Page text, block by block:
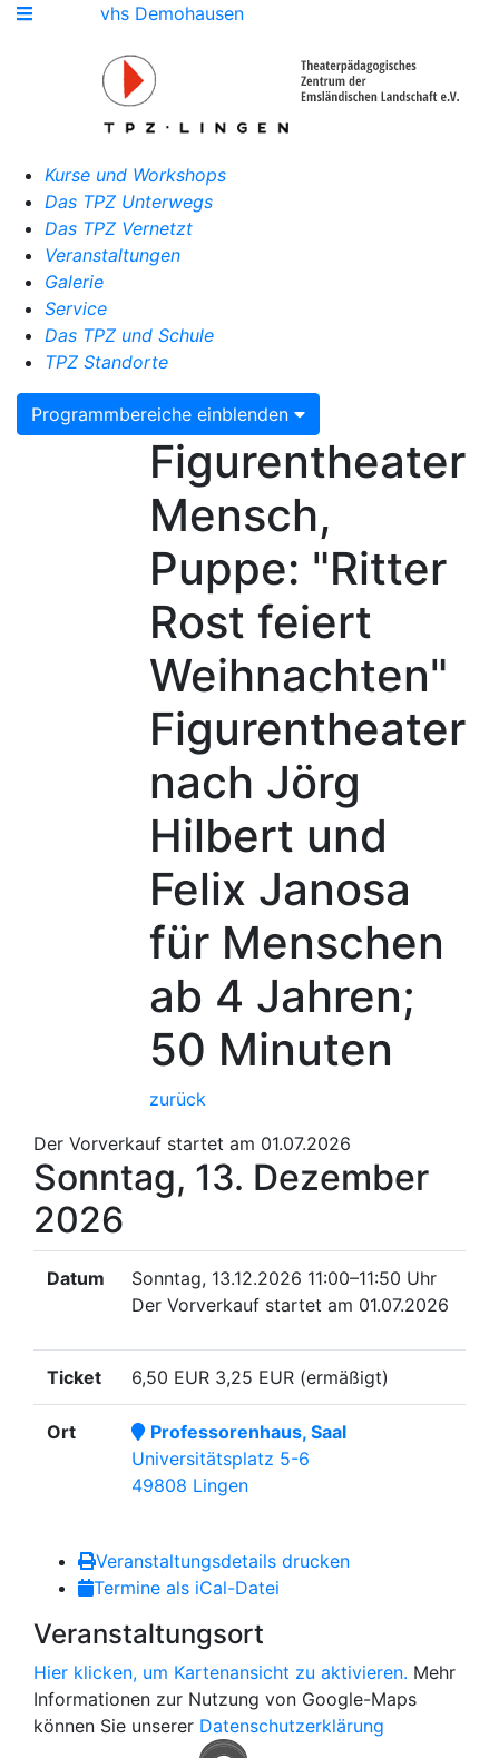
vhs Demohausen
Kurse und Workshops
Das TPZ Unterwegs
Das TPZ Vernetzt
Veranstaltungen
Galerie
Service
Das TPZ und Schule
TPZ Standorte
Programmbereiche einblenden
Figurentheater
Mensch,
Puppe: "Ritter
Rost feiert
Weihnachten"
Figurentheater
nach Jörg
Hilbert und
Felix Janosa
für Menschen
ab 4 Jahren;
50 Minuten
zurück
Der Vorverkauf startet am 01.07.2026
Sonntag, 13. Dezember
2026
Datum Sonntag, 13.12.2026 11:00–11:50 Uhr
Der Vorverkauf startet am 01.07.2026
Ticket 6,50 EUR 3,25 EUR (ermäßigt)
Ort
Professorenhaus, Saal
Universitätsplatz 5-6
49808 Lingen
Veranstaltungsdetails drucken
Termine als iCal-Datei
Veranstaltungsort
Hier klicken, um Kartenansicht zu aktivieren. Mehr
Informationen zur Nutzung von Google-Maps
können Sie unserer Datenschutzerklärung